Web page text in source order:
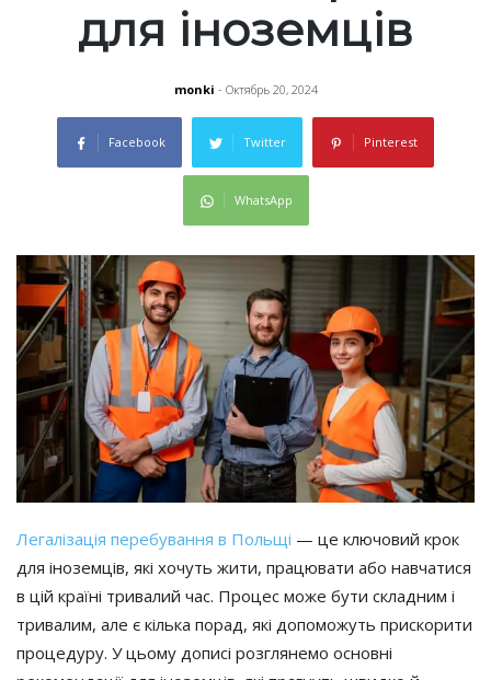
для іноземців
monki - Октябрь 20, 2024
Facebook Twitter Pinterest
WhatsApp
Легалізація перебування в Польщі — це ключовий крок
для іноземців, які хочуть жити, працювати або навчатися
в цій країні тривалий час. Процес може бути складним і
тривалим, але є кілька порад, які допоможуть прискорити
процедуру. У цьому дописі розглянемо основні